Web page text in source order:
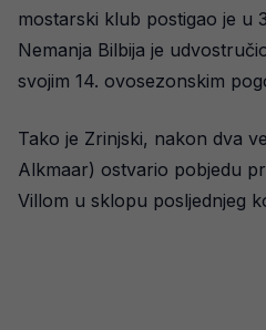
mostarski klub postigao je u
Nemanja Bilbija je
svojim 14. ovosezonskim
Tako je Zrinjski, nakon dva
Alkmaar) ostvario pobjedu
Villom u sklopu posljednjeg